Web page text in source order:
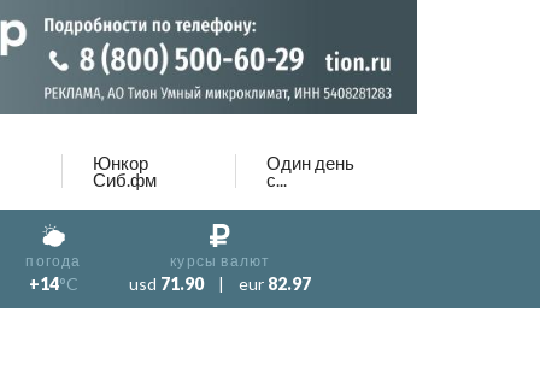
Юнкор
Сиб.фм
Один день
с...
погода
+14°C
курсы валют
usd 71.90 | eur 82.97